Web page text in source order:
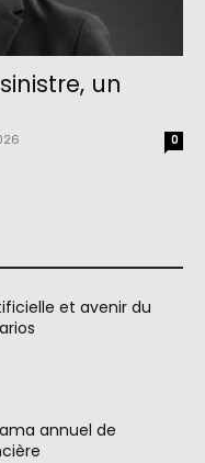
un
0
et avenir du
annuel de